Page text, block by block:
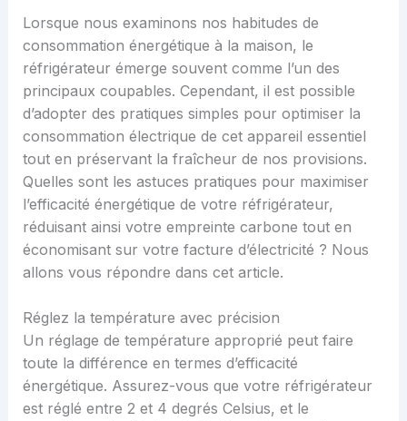
Lorsque nous examinons nos habitudes de
consommation énergétique à la maison, le
réfrigérateur émerge souvent comme l’un des
principaux coupables. Cependant, il est possible
d’adopter des pratiques simples pour optimiser la
consommation électrique de cet appareil essentiel
tout en préservant la fraîcheur de nos provisions.
Quelles sont les astuces pratiques pour maximiser
l’efficacité énergétique de votre réfrigérateur,
réduisant ainsi votre empreinte carbone tout en
économisant sur votre facture d’électricité ? Nous
allons vous répondre dans cet article.
Réglez la température avec précision
Un réglage de température approprié peut faire
toute la différence en termes d’efficacité
énergétique. Assurez-vous que votre réfrigérateur
est réglé entre 2 et 4 degrés Celsius, et le